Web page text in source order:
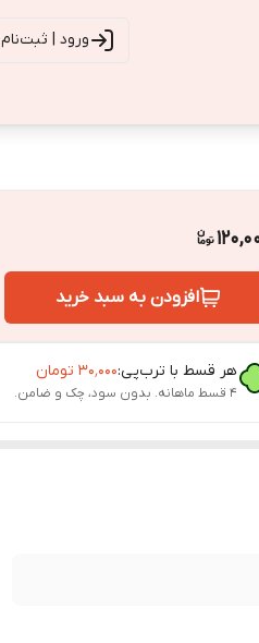
ورود | ثبت‌نام
افزودن به سبد خرید
هر قسط با ترب‌پی:۳۰٬۰۰۰ تومان
۴ قسط ماهانه. بدون سود، چک و ضامن.